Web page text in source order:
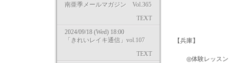
南亜季メールマガジン Vol.365
TEXT
2024/09/18 (Wed) 18:00
「きれいレイキ通信」vol.107
TEXT
【兵庫】
◎体験レッスン